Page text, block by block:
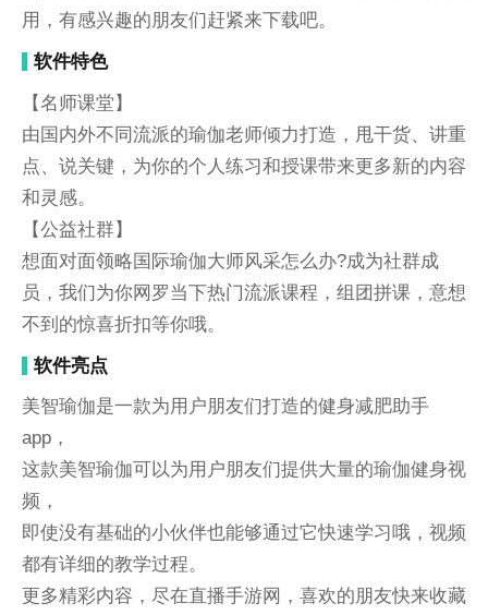
用，有感兴趣的朋友们赶紧来下载吧。
软件特色
【名师课堂】
由国内外不同流派的瑜伽老师倾力打造，甩干货、讲重
点、说关键，为你的个人练习和授课带来更多新的内容
和灵感。
【公益社群】
想面对面领略国际瑜伽大师风采怎么办?成为社群成
员，我们为你网罗当下热门流派课程，组团拼课，意想
不到的惊喜折扣等你哦。
软件亮点
美智瑜伽是一款为用户朋友们打造的健身减肥助手
app，
这款美智瑜伽可以为用户朋友们提供大量的瑜伽健身视
频，
即使没有基础的小伙伴也能够通过它快速学习哦，视频
都有详细的教学过程。
更多精彩内容，尽在直播手游网，喜欢的朋友快来收藏